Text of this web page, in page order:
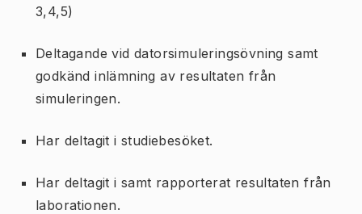
3,4,5)
Deltagande vid datorsimuleringsövning samt
godkänd inlämning av resultaten från
simuleringen.
Har deltagit i studiebesöket.
Har deltagit i samt rapporterat resultaten från
laborationen.